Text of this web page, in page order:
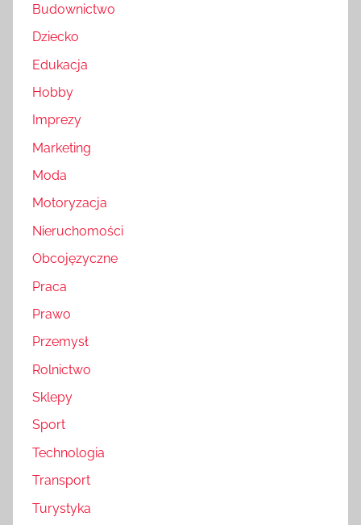
Budownictwo
Dziecko
Edukacja
Hobby
Imprezy
Marketing
Moda
Motoryzacja
Nieruchomości
Obcojęzyczne
Praca
Prawo
Przemysł
Rolnictwo
Sklepy
Sport
Technologia
Transport
Turystyka